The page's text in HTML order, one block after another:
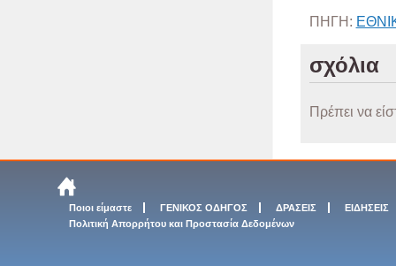
ΠΗΓΗ:
σχόλια
Πρέπει να
Ποιοι είμαστε ΓΕΝΙΚΟΣ ΟΔΗΓΟΣ ΔΡΑΣΕΙΣ
ΕΙΔΗΣΕΙΣ
Πολιτική Απορρήτου και Προστασία Δεδομένων